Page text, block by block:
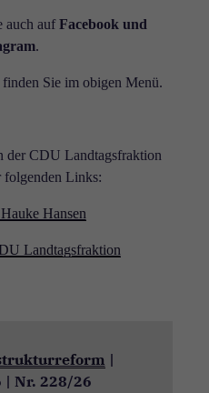
auch aufFacebook und
.
Sie im obigen Menü.
der CDU Landtagsfraktion
folgenden Links:
Hansen
Landtagsfraktion
|
| Nr. 228/26